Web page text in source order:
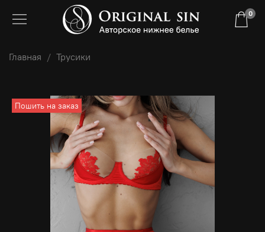
0
Главная Трусики
Пошить на заказ